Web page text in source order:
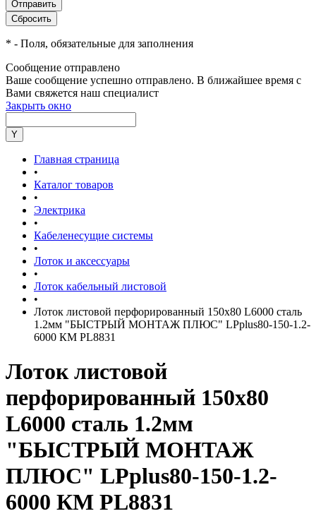
* - Поля, обязательные для заполнения
Сообщение отправлено
Ваше сообщение успешно отправлено. В ближайшее время с
Вами свяжется наш специалист
Закрыть окно
Главная страница
•
Каталог товаров
•
Электрика
•
Кабеленесущие системы
•
Лоток и аксессуары
•
Лоток кабельный листовой
•
Лоток листовой перфорированный 150х80 L6000 сталь
1.2мм "БЫСТРЫЙ МОНТАЖ ПЛЮС" LPplus80-150-1.2-
6000 КМ PL8831
Лоток листовой
перфорированный 150х80
L6000 сталь 1.2мм
"БЫСТРЫЙ МОНТАЖ
ПЛЮС" LPplus80-150-1.2-
6000 КМ PL8831